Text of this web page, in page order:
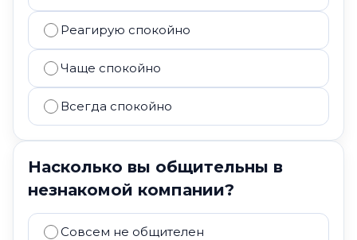
Реагирую спокойно
Чаще спокойно
Всегда спокойно
Насколько вы общительны в
незнакомой компании?
Совсем не общителен